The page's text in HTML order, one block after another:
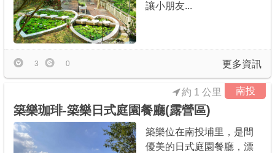
讓小朋友...
更多資訊
3 0
南投
約 1 公里
築樂珈琲-築樂日式庭園餐廳(露營區)
築樂位在南投埔里，是間
優美的日式庭園餐廳，漂